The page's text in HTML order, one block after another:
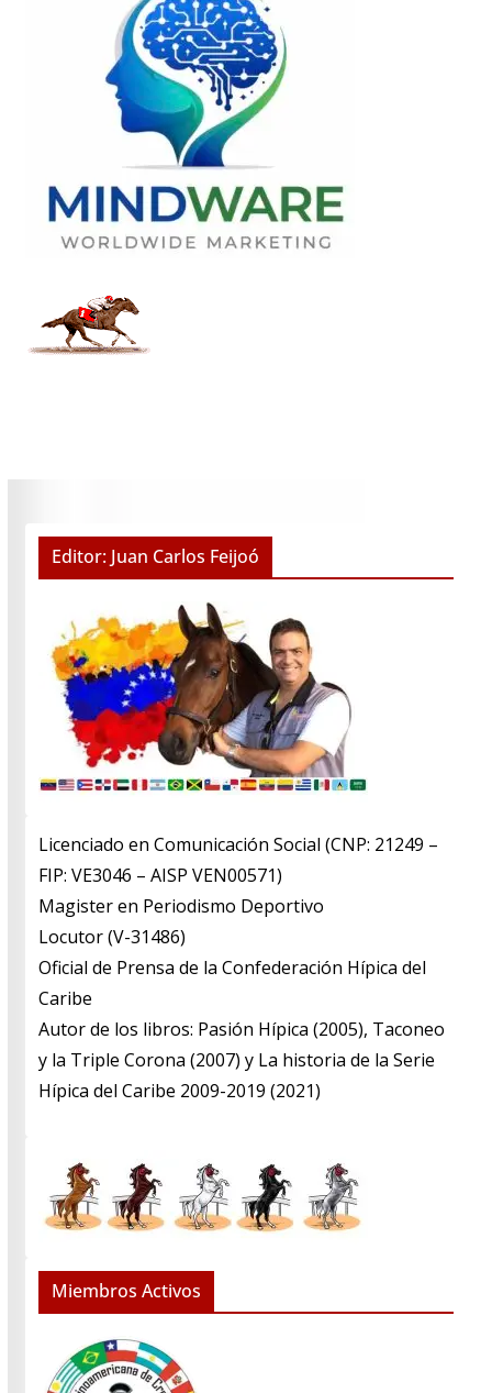
Editor: Juan Carlos Feijoó
Licenciado en Comunicación Social (CNP: 21249 –
FIP: VE3046 – AISP VEN00571)
​Magister en Periodismo Deportivo
​Locutor (V-31486)
​Oficial de Prensa de la Confederación Hípica del
Caribe
​Autor de los libros: Pasión Hípica (2005), Taconeo
y la Triple Corona (2007) y La historia de la Serie
Hípica del Caribe 2009-2019 (2021)
Miembros Activos